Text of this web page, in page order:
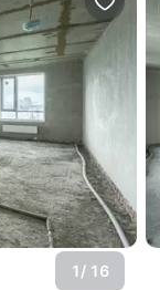
1/ 16